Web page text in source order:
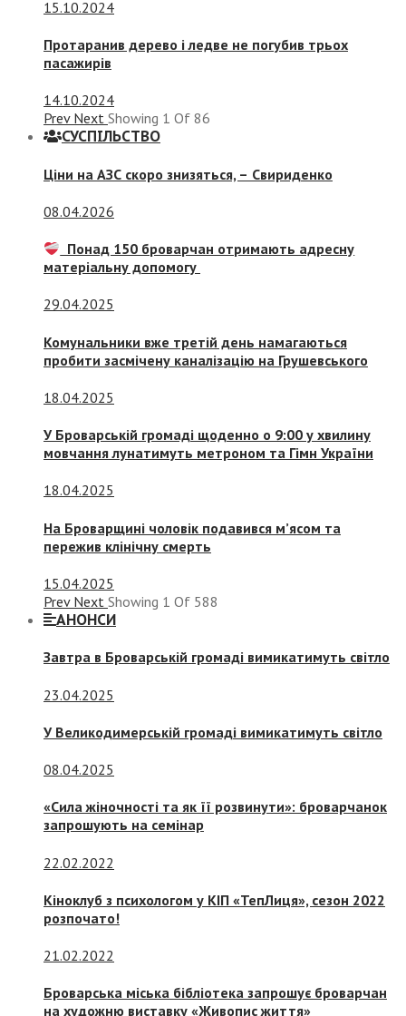
15.10.2024
Протаранив дерево і ледве не погубив трьох
пасажирів
14.10.2024
Prev Next Showing 1 Of 86
СУСПIЛЬСТВО
Ціни на АЗС скоро знизяться, – Свириденко
08.04.2026
Понад 150 броварчан отримають адресну
матеріальну допомогу
29.04.2025
Комунальники вже третій день намагаються
пробити засмічену каналізацію на Грушевського
18.04.2025
У Броварській громаді щоденно о 9:00 у хвилину
мовчання лунатимуть метроном та Гімн України
18.04.2025
На Броварщині чоловік подавився м’ясом та
пережив клінічну смерть
15.04.2025
Prev Next Showing 1 Of 588
АНОНСИ
Завтра в Броварській громаді вимикатимуть світло
23.04.2025
У Великодимерській громаді вимикатимуть світло
08.04.2025
«Сила жіночності та як її розвинути»: броварчанок
запрошують на семінар
22.02.2022
Кіноклуб з психологом у КІП «ТепЛиця», сезон 2022
розпочато!
21.02.2022
Броварська міська бібліотека запрошує броварчан
на художню виставку «Живопис життя»